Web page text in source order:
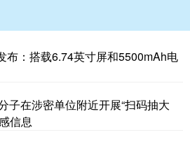
布：搭载6.74英寸屏和5500mAh电
子在涉密单位附近开展“扫码抽大
信息